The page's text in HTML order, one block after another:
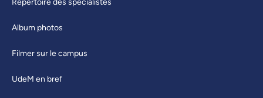
Répertoire des spécialistes
Album photos
Filmer sur le campus
UdeM en bref